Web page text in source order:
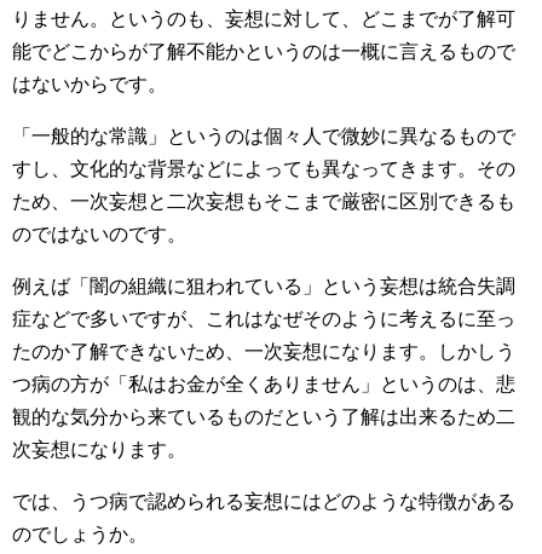
りません。というのも、妄想に対して、どこまでが了解可
能でどこからが了解不能かというのは一概に言えるもので
はないからです。
「一般的な常識」というのは個々人で微妙に異なるもので
すし、文化的な背景などによっても異なってきます。その
ため、一次妄想と二次妄想もそこまで厳密に区別できるも
のではないのです。
例えば「闇の組織に狙われている」という妄想は統合失調
症などで多いですが、これはなぜそのように考えるに至っ
たのか了解できないため、一次妄想になります。しかしう
つ病の方が「私はお金が全くありません」というのは、悲
観的な気分から来ているものだという了解は出来るため二
次妄想になります。
では、うつ病で認められる妄想にはどのような特徴がある
のでしょうか。